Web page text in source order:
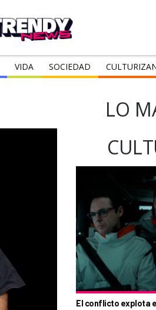
VIDA SOCIEDAD
LO
El conflicto explota